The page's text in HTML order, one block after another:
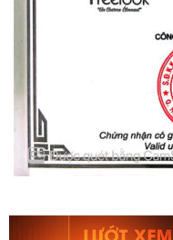
Orient Nam RA-
Mua ngay